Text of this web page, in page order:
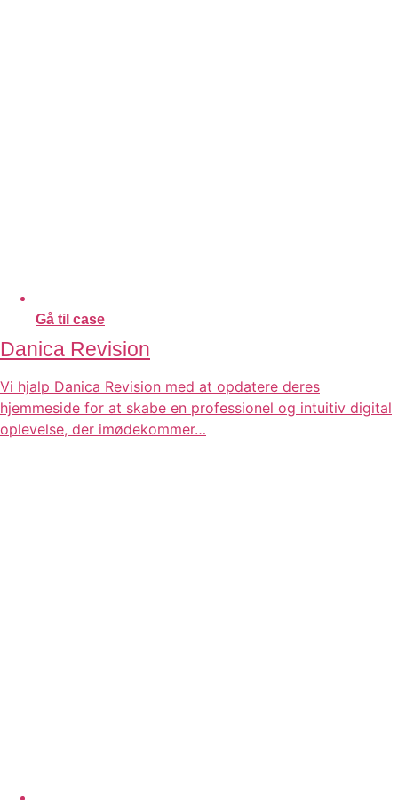
Gå til case
Danica Revision
Vi hjalp Danica Revision med at opdatere deres
hjemmeside for at skabe en professionel og intuitiv digital
oplevelse, der imødekommer…